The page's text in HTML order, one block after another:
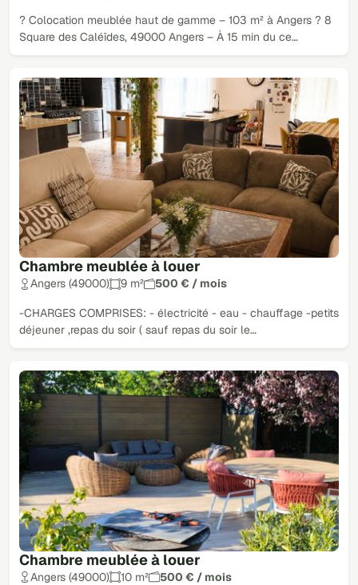
? Colocation meublée haut de gamme – 103 m² à Angers ? 8
Square des Caléïdes, 49000 Angers – À 15 min du ce…
Chambre meublée à louer
Angers (49000) 9 m² 500 € / mois
-CHARGES COMPRISES: - électricité - eau - chauffage -petits
déjeuner ,repas du soir ( sauf repas du soir le…
Chambre meublée à louer
Angers (49000) 10 m² 500 € / mois